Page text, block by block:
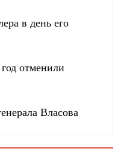
в день его
отменили
Власова